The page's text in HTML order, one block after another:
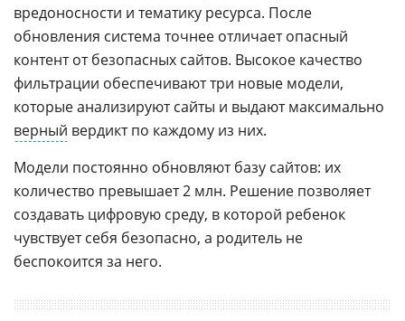
вредоносности и тематику ресурса. После
обновления система точнее отличает опасный
контент от безопасных сайтов. Высокое качество
фильтрации обеспечивают три новые модели,
которые анализируют сайты и выдают максимально
верный вердикт по каждому из них.
Модели постоянно обновляют базу сайтов: их
количество превышает 2 млн. Решение позволяет
создавать цифровую среду, в которой ребенок
чувствует себя безопасно, а родитель не
беспокоится за него.